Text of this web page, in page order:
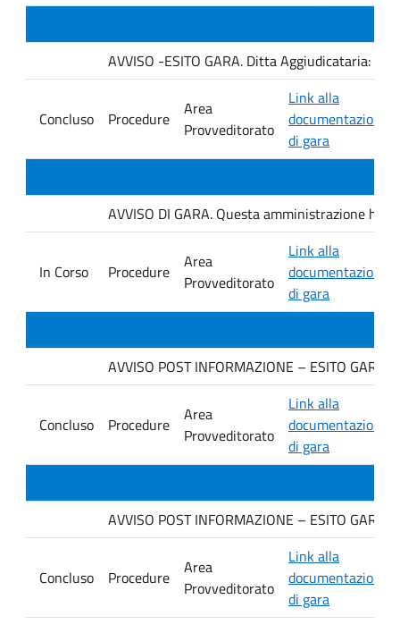
AVVISO -ESITO GARA. Ditta Aggiudicataria:
Concluso Procedure
Area
Provveditorato
Link alla
documentazione
di gara
AVVISO DI GARA. Questa amministrazione
In Corso Procedure
Area
Provveditorato
Link alla
documentazione
di gara
AVVISO POST INFORMAZIONE – ESITO
Concluso Procedure
Area
Provveditorato
Link alla
documentazione
di gara
AVVISO POST INFORMAZIONE – ESITO
Concluso Procedure
Area
Provveditorato
Link alla
documentazione
di gara